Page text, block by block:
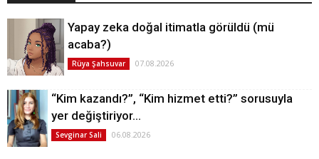
Yapay zeka doğal itimatla görüldü (mü
acaba?)
Rüya Şahsuvar 07.08.2026
“Kim kazandı?”, “Kim hizmet etti?” sorusuyla
yer değiştiriyor…
Sevginar Sali 06.08.2026